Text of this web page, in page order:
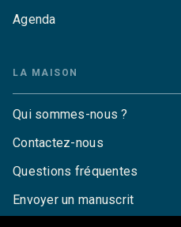
Agenda
LA MAISON
Qui sommes-nous ?
Contactez-nous
Questions fréquentes
Envoyer un manuscrit